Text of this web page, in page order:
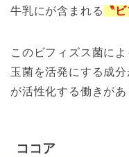
牛乳にが含まれる 〝
このビフィズス菌に
玉菌を活発にする成
が活性化する働きがあ
ココア